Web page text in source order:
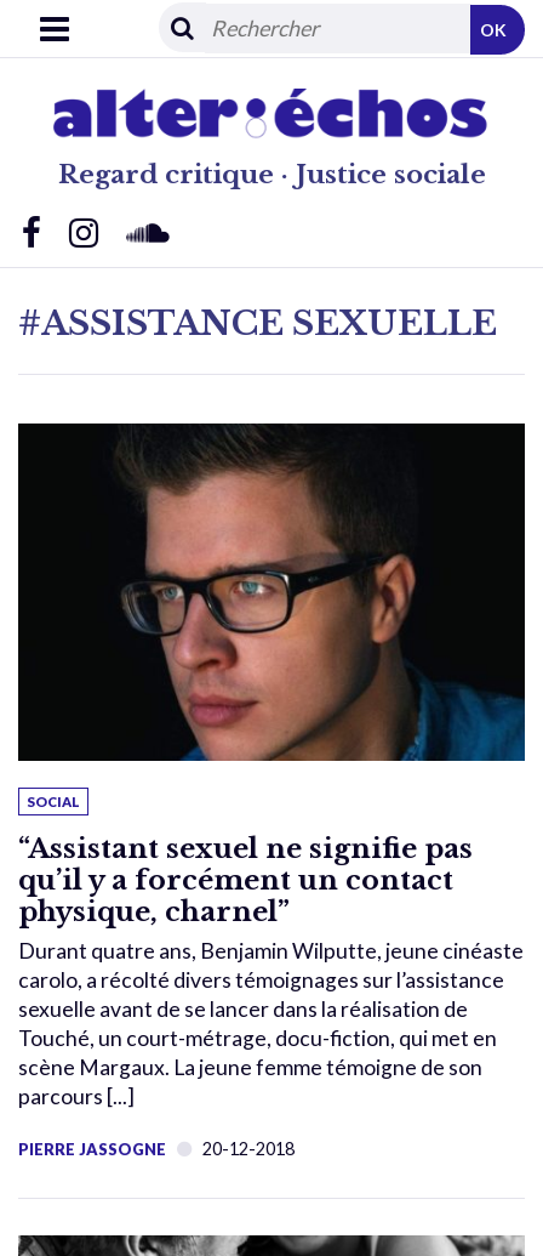
Regard critique · Justice sociale
OK
#ASSISTANCE SEXUELLE
SOCIAL
“Assistant sexuel ne signifie pas
qu’il y a forcément un contact
physique, charnel”
Durant quatre ans, Benjamin Wilputte, jeune cinéaste
carolo, a récolté divers témoignages sur l’assistance
sexuelle avant de se lancer dans la réalisation de
Touché, un court-métrage, docu-fiction, qui met en
scène Margaux. La jeune femme témoigne de son
parcours [...]
PIERRE JASSOGNE 20-12-2018